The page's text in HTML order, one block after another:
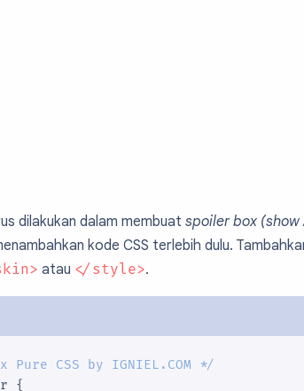
dilakukan dalam membuat spoiler box
kode CSS terlebih dulu.
atau </style>.
CSS by IGNIEL.COM */
{